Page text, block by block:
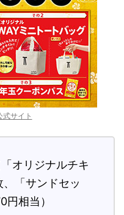
式サイト
オリジナルチキ
「サンドセッ
円相当）